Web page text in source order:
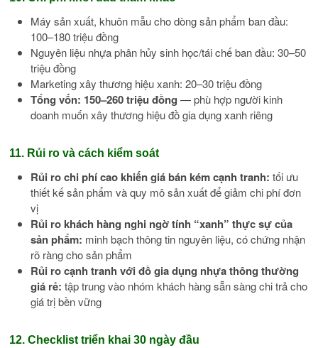
Máy sản xuất, khuôn mẫu cho dòng sản phẩm ban đầu:
100–180 triệu đồng
Nguyên liệu nhựa phân hủy sinh học/tái chế ban đầu: 30–50
triệu đồng
Marketing xây thương hiệu xanh: 20–30 triệu đồng
Tổng vốn: 150–260 triệu đồng — phù hợp người kinh
doanh muốn xây thương hiệu đồ gia dụng xanh riêng
11. Rủi ro và cách kiểm soát
Rủi ro chi phí cao khiến giá bán kém cạnh tranh: tối ưu
thiết kế sản phẩm và quy mô sản xuất để giảm chi phí đơn
vị
Rủi ro khách hàng nghi ngờ tính “xanh” thực sự của
sản phẩm: minh bạch thông tin nguyên liệu, có chứng nhận
rõ ràng cho sản phẩm
Rủi ro cạnh tranh với đồ gia dụng nhựa thông thường
giá rẻ: tập trung vào nhóm khách hàng sẵn sàng chi trả cho
giá trị bền vững
12. Checklist triển khai 30 ngày đầu